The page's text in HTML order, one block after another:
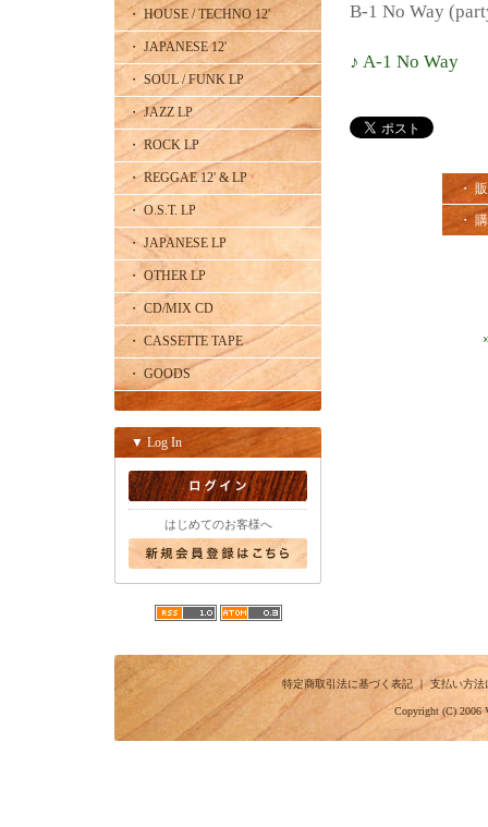
・ HOUSE / TECHNO 12'
・ JAPANESE 12'
・ SOUL / FUNK LP
・ JAZZ LP
・ ROCK LP
・ REGGAE 12' & LP
・ O.S.T. LP
・ JAPANESE LP
・ OTHER LP
・ CD/MIX CD
・ CASSETTE TAPE
・ GOODS
▼ Log In
はじめてのお客様へ
B-1 No Way
♪ A-1 No Way
・
・
特定商取引法に基づく表記｜支払い方法
Copyright (C) 2006